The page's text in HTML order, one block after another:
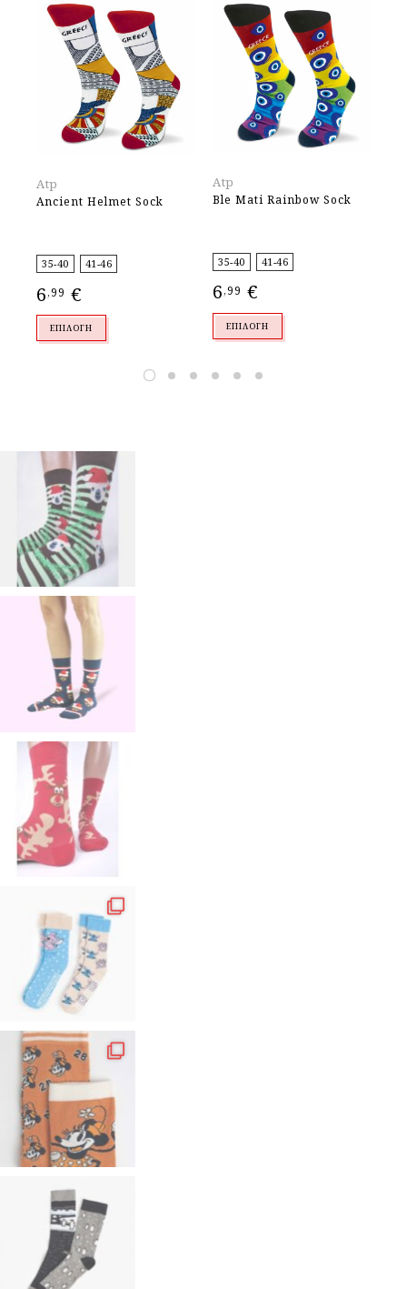
Atp
Ancient Helmet Sock
35-40 41-46
6,99 €
ΕΠΙΛΟΓΉ
Atp
Ble Mati Rainbow Sock
35-40 41-46
6,99 €
ΕΠΙΛΟΓΉ